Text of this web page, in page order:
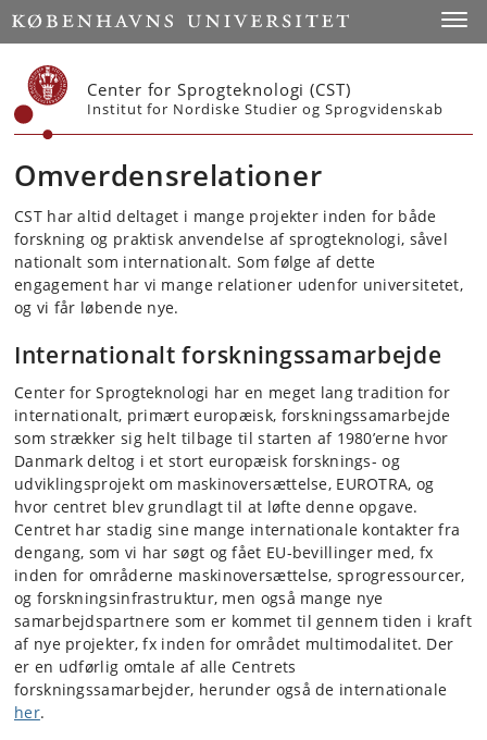
Start
Center for Sprogteknologi (CST)
Institut for Nordiske Studier og Sprogvidenskab
Omverdensrelationer
CST har altid deltaget i mange projekter inden for både
forskning og praktisk anvendelse af sprogteknologi, såvel
nationalt som internationalt. Som følge af dette
engagement har vi mange relationer udenfor universitetet,
og vi får løbende nye.
Internationalt forskningssamarbejde
Center for Sprogteknologi har en meget lang tradition for
internationalt, primært europæisk, forskningssamarbejde
som strækker sig helt tilbage til starten af 1980’erne hvor
Danmark deltog i et stort europæisk forsknings- og
udviklingsprojekt om maskinoversættelse, EUROTRA, og
hvor centret blev grundlagt til at løfte denne opgave.
Centret har stadig sine mange internationale kontakter fra
dengang, som vi har søgt og fået EU-bevillinger med, fx
inden for områderne maskinoversættelse, sprogressourcer,
og forskningsinfrastruktur, men også mange nye
samarbejdspartnere som er kommet til gennem tiden i kraft
af nye projekter, fx inden for området multimodalitet. Der
er en udførlig omtale af alle Centrets
forskningssamarbejder, herunder også de internationale
her.